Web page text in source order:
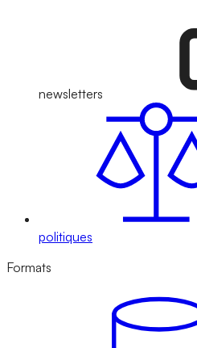
newsletters
politiques
Formats